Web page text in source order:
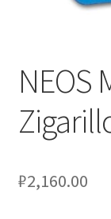
NEOS
₽2,160.00